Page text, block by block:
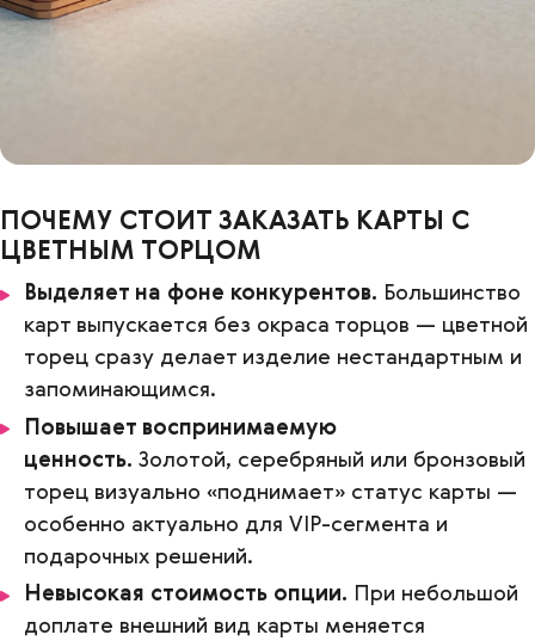
ПОЧЕМУ СТОИТ ЗАКАЗАТЬ КАРТЫ С
ЦВЕТНЫМ ТОРЦОМ
Выделяет на фоне конкурентов. Большинство
карт выпускается без окраса торцов — цветной
торец сразу делает изделие нестандартным и
запоминающимся.
Повышает воспринимаемую
ценность. Золотой, серебряный или бронзовый
торец визуально «поднимает» статус карты —
особенно актуально для VIP-сегмента и
подарочных решений.
Невысокая стоимость опции. При небольшой
доплате внешний вид карты меняется